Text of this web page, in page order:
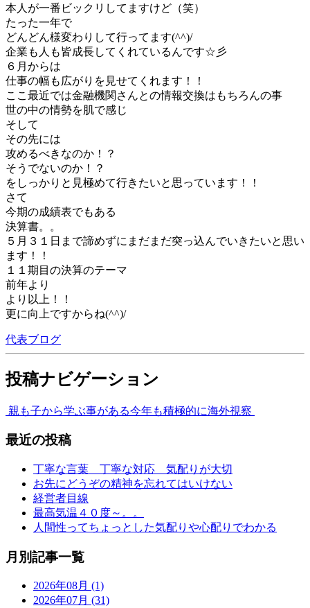
本人が一番ビックリしてますけど（笑）
たった一年で
どんどん様変わりして行ってます(^^)/
企業も人も皆成長してくれているんです☆彡
６月からは
仕事の幅も広がりを見せてくれます！！
ここ最近では金融機関さんとの情報交換はもちろんの事
世の中の情勢を肌で感じ
そして
その先には
攻めるべきなのか！？
そうでないのか！？
をしっかりと見極めて行きたいと思っています！！
さて
今期の成績表でもある
決算書。。
５月３１日まで諦めずにまだまだ突っ込んでいきたいと思い
ます！！
１１期目の決算のテーマ
前年より
より以上！！
更に向上ですからね(^^)/
代表ブログ
投稿ナビゲーション
親も子から学ぶ事がある今年も積極的に海外視察
最近の投稿
丁寧な言葉 丁寧な対応 気配りが大切
お先にどうぞの精神を忘れてはいけない
経営者目線
最高気温４０度～。。
人間性ってちょっとした気配りや心配りでわかる
月別記事一覧
2026年08月 (1)
2026年07月 (31)